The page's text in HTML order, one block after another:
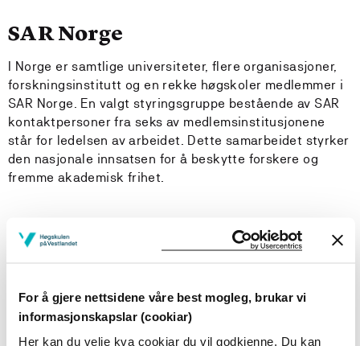
For å gjere nettsidene våre best mogleg, brukar vi
informasjonskapslar (cookiar)
Her kan du velje kva cookiar du vil godkjenne. Du kan
SAR Norge
I Norge er samtlige universiteter, flere organisasjoner,
forskningsinstitutt og en rekke høgskoler medlemmer i
SAR Norge. En valgt styringsgruppe bestående av SAR
kontaktpersoner fra seks av medlemsinstitusjonene
står for ledelsen av arbeidet. Dette samarbeidet styrker
den nasjonale innsatsen for å beskytte forskere og
fremme akademisk frihet.
Hva gjør HVL?
stillinger. HVL har satt av ressurser slik at det til enhver
tid kan være en SAR-forsker hos oss. En egen SAR
arbeidsgruppe vurderer aktuelle kandidater. Gruppen